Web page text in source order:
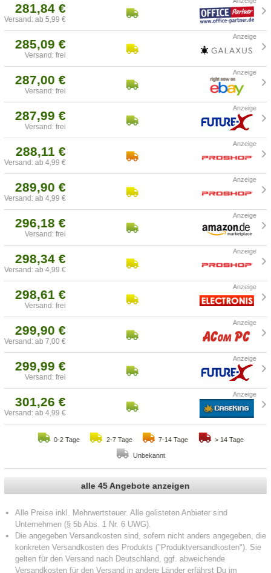
281,84 €
Versand: ab 5,99 €
285,09 €
Versand: frei
287,00 €
Versand: frei
287,99 €
Versand: frei
288,11 €
Versand: ab 4,99 €
289,90 €
Versand: ab 4,99 €
296,18 €
Versand: frei
298,34 €
Versand: ab 4,99 €
298,61 €
Versand: frei
299,90 €
Versand: ab 7,00 €
299,99 €
Versand: frei
301,26 €
Versand: ab 4,99 €
0-2 Tage 2-7 Tage 7-14 Tage > 14 Tage
Unbekannt
alle 45 Angebote anzeigen